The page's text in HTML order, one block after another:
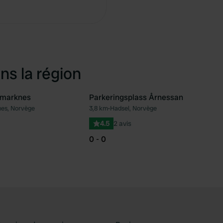
la région
Préféré
Norvège
Parkeringsplass Årnessan
3,8 km•Hadsel, Norvège
4.5 2 avis
0 - 0